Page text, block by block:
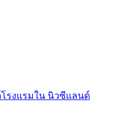
โรงแรมใน นิวซีแลนด์